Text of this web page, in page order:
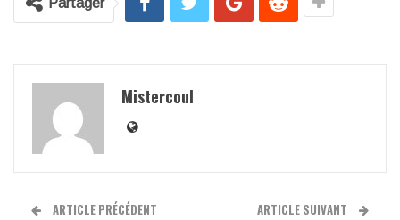
Partager
Mistercoul
ARTICLE PRÉCÉDENT ARTICLE SUIVANT